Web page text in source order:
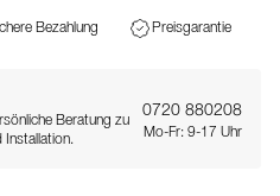
Bezahlung Preisgarantie
Beratung zu
Installation.
0720 880208
Mo-Fr: 9-17 Uhr